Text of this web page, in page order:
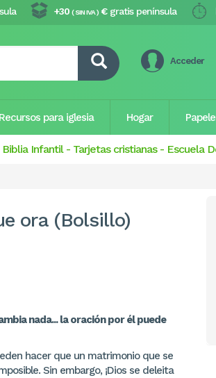
+30 ( SIN IVA ) €gratis península
Acceder
Recursos para iglesia Hogar
Biblia Infantil- Tarjetas cristianas - Escuela
ora (Bolsillo)
nada... la oración por él puede
hacer que un matrimonio que se
Sin embargo, ¡Dios se deleita